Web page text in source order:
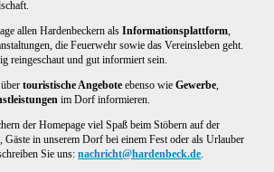
allen Hardenbeckern alsInformationsplattform,
die Feuerwehr sowie das Vereinsleben geht.
reingeschaut und gut informiert sein.
übertouristische Angebote ebenso wieGewerbe,
im Dorf informieren.
der Homepage viel Spaß beim Stöbern auf der
Gäste in unserem Dorf bei einem Fest oder als Urlauber
Sie uns:nachricht@hardenbeck.de.